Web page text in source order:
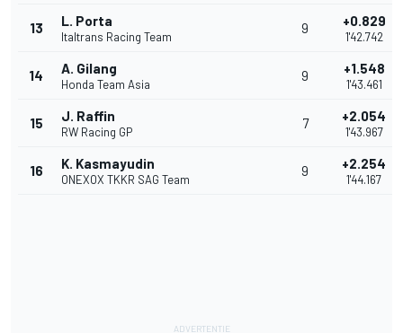
13 L. Porta
Italtrans Racing Team
9 +0.829
1'42.742
14 A. Gilang
Honda Team Asia
9 +1.548
1'43.461
15 J. Raffin
RW Racing GP
7 +2.054
1'43.967
16 K. Kasmayudin
ONEXOX TKKR SAG Team
9 +2.254
1'44.167